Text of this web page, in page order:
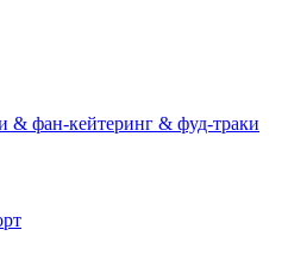
& фан-кейтеринг & фуд-траки